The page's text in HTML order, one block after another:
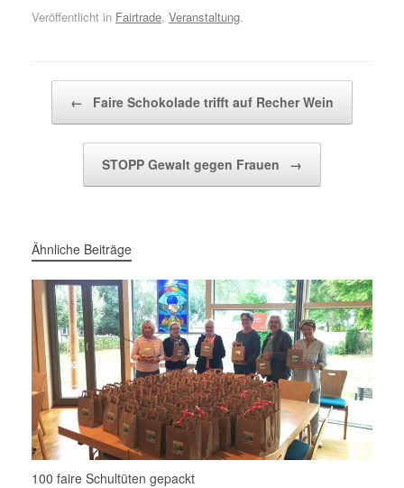
Veröffentlicht in Fairtrade, Veranstaltung.
← Faire Schokolade trifft auf Recher Wein
STOPP Gewalt gegen Frauen →
Ähnliche Beiträge
100 faire Schultüten gepackt